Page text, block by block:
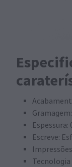
Espessura:
Escreve: